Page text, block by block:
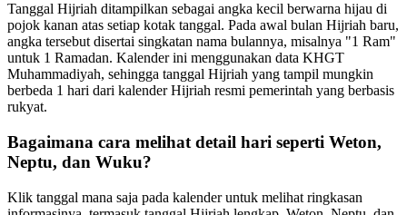
Tanggal Hijriah ditampilkan sebagai angka kecil berwarna hijau di
pojok kanan atas setiap kotak tanggal. Pada awal bulan Hijriah baru,
angka tersebut disertai singkatan nama bulannya, misalnya "1 Ram"
untuk 1 Ramadan. Kalender ini menggunakan data KHGT
Muhammadiyah, sehingga tanggal Hijriah yang tampil mungkin
berbeda 1 hari dari kalender Hijriah resmi pemerintah yang berbasis
rukyat.
Bagaimana cara melihat detail hari seperti Weton,
Neptu, dan Wuku?
Klik tanggal mana saja pada kalender untuk melihat ringkasan